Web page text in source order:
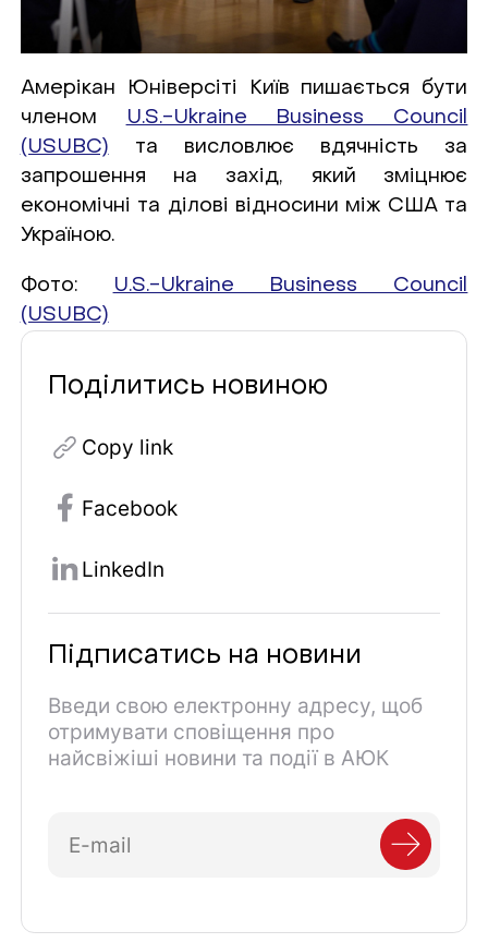
Поділитись новиною
Copy link
Facebook
LinkedIn
Підписатись на новини
Введи свою електронну адресу, щоб
отримувати сповіщення про
найсвіжіші новини та події в АЮК
Амерікан Юніверсіті Київ пишається бути
членом
U.S.-Ukraine Business Council
(USUBC) та висловлює вдячність за
запрошення на захід, який зміцнює
економічні та ділові відносини між США та
Україною.
Фото:
U.S.-Ukraine Business Council
(USUBC)